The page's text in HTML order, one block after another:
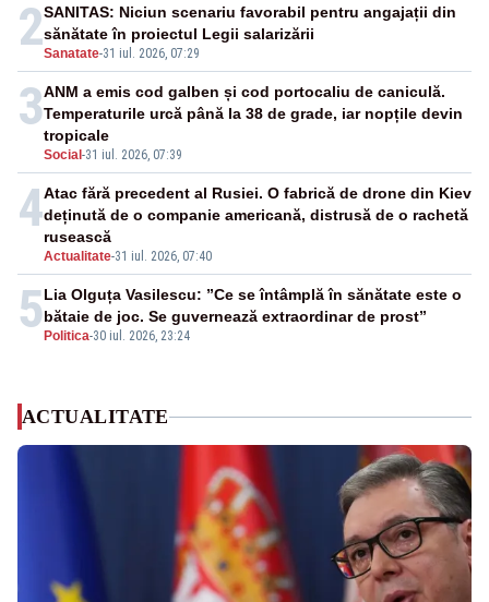
2Sanatate-31 iul. 2026, 07:29
SANITAS: Niciun scenariu favorabil pentru angajații din
sănătate în proiectul Legii salarizării
3
Social -31 iul. 2026, 07:39
ANM a emis cod galben și cod portocaliu de caniculă.
Temperaturile urcă până la 38 de grade, iar nopțile devin
tropicale
4
Actualitate-31 iul. 2026, 07:40
Atac fără precedent al Rusiei. O fabrică de drone din Kiev
deținută de o companie americană, distrusă de o rachetă
rusească
5 Politica-30 iul. 2026, 23:24
Lia Olguța Vasilescu: ”Ce se întâmplă în sănătate este o
bătaie de joc. Se guvernează extraordinar de prost”
ACTUALITATE